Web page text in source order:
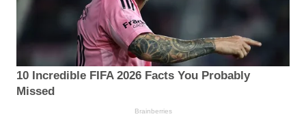
10 Incredible FIFA 2026 Facts You Probably
Missed
Brainberries